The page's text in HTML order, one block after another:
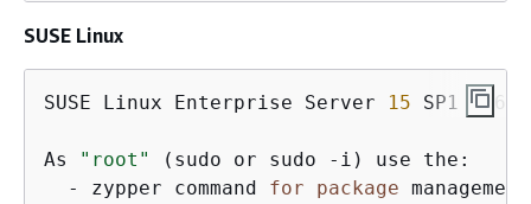
SUSE Linux
SUSE Linux Enterprise Server 15 SP1
As "root"
(sudo or sudo -i) use the:
  - zypper command
for package management